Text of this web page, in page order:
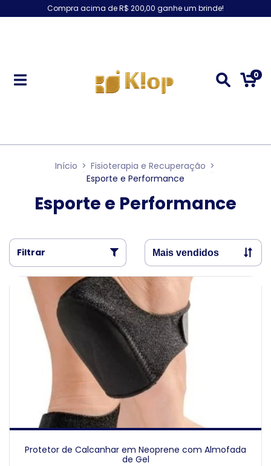
Compra acima de R$ 200,00 ganhe um brinde!
0
Início > Fisioterapia e Recuperação >
Esporte e Performance
Esporte e Performance
Filtrar
Protetor de Calcanhar em Neoprene com Almofada
de Gel